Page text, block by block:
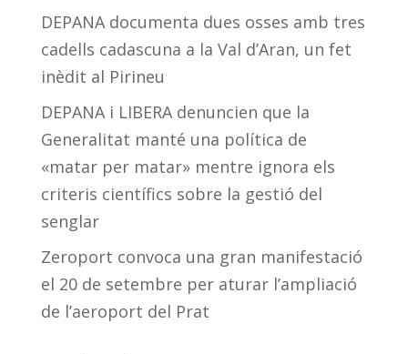
DEPANA documenta dues osses amb tres
cadells cadascuna a la Val d’Aran, un fet
inèdit al Pirineu
DEPANA i LIBERA denuncien que la
Generalitat manté una política de
«matar per matar» mentre ignora els
criteris científics sobre la gestió del
senglar
Zeroport convoca una gran manifestació
el 20 de setembre per aturar l’ampliació
de l’aeroport del Prat